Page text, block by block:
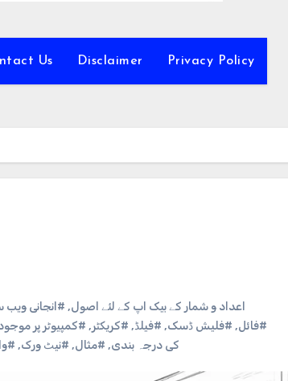
Us Disclaimer Privacy Policy
#اعداد و شمار کے بیک اپ کے لئے اصول, #انجانی
#فائل, #فلیش ڈسک, #فیلڈ, #کریکٹر, #کمپیوٹر پر
کی درجہ بندی, #مثال, #نیٹ ورک,